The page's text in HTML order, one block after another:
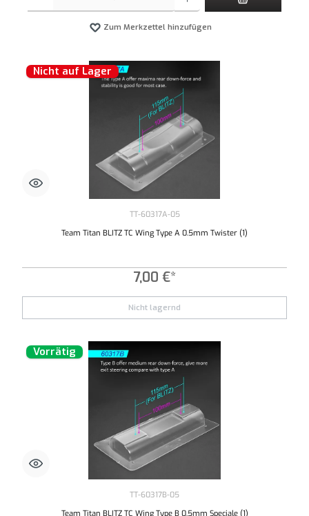
Zum Merkzettel hinzufügen
Nicht auf Lager
TT-60317A-05
Team Titan BLITZ TC Wing Type A 0.5mm Twister (1)
7,00 €*
Nicht lagernd
Vorrätig
TT-60317B-05
Team Titan BLITZ TC Wing Type B 0.5mm Speciale (1)